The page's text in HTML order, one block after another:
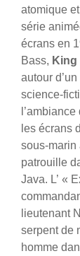
atomique
série
écrans en
Bass, King
autour
science-
les écrans
sous-marin
patrouille
Java. L’ «
lieutenant
serpent de
homme